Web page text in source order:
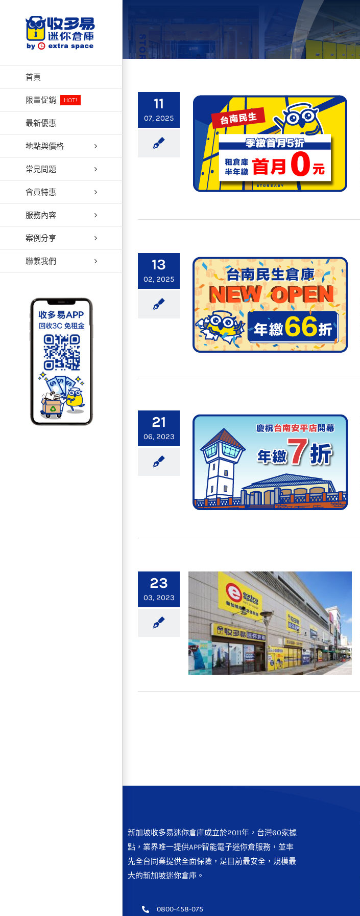
首頁
限量促銷 HOT!
最新優惠
地點與價格
常見問題
會員特惠
服務內容
案例分享
聯繫我們
11
07, 2025
折，半年繳以上首月0元
最新消息 案例分享
13
02, 2025
最新消息 案例分享
21
06, 2023
開幕優惠年繳七折!
客戶實例 最新消息
23
03, 2023
新加坡收多易迷你倉庫成立於2011年，台灣60家據
點，業界唯一提供APP智能電子迷你倉服務，並率
先全台同業提供全面保險，是目前最安全，規模最
大的新加坡迷你倉庫。
0800-458-075